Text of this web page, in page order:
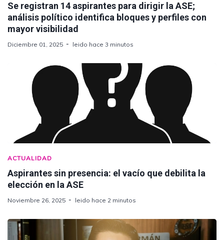
Se registran 14 aspirantes para dirigir la ASE;
análisis político identifica bloques y perfiles con
mayor visibilidad
Diciembre 01, 2025 leido hace 3 minutos
ACTUALIDAD
Aspirantes sin presencia: el vacío que debilita la
elección en la ASE
Noviembre 26, 2025 leido hace 2 minutos